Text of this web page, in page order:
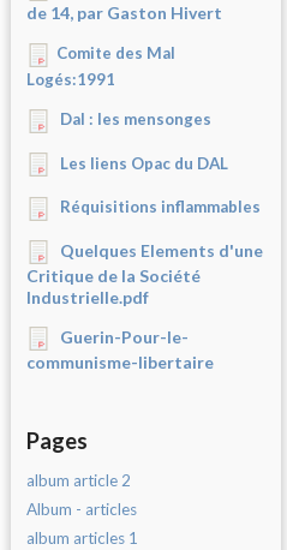
de 14, par Gaston Hivert
Comite des Mal
Logés:1991
Dal : les mensonges
Les liens Opac du DAL
Réquisitions inflammables
Quelques Elements d'une
Critique de la Société
Industrielle.pdf
Guerin-Pour-le-
communisme-libertaire
Pages
album article 2
Album - articles
album articles 1